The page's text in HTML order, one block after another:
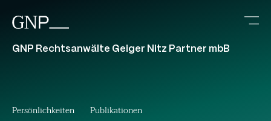
GNP Rechtsanwälte Geiger Nitz Partner mbB
Persönlichkeiten
Publikationen